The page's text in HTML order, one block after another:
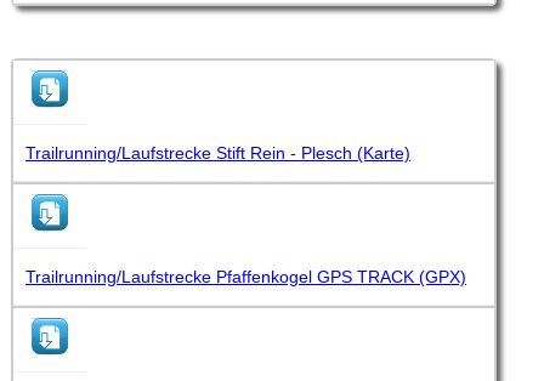
Trailrunning/Laufstrecke Stift Rein - Plesch (Karte)
Trailrunning/Laufstrecke Pfaffenkogel GPS TRACK (GPX)